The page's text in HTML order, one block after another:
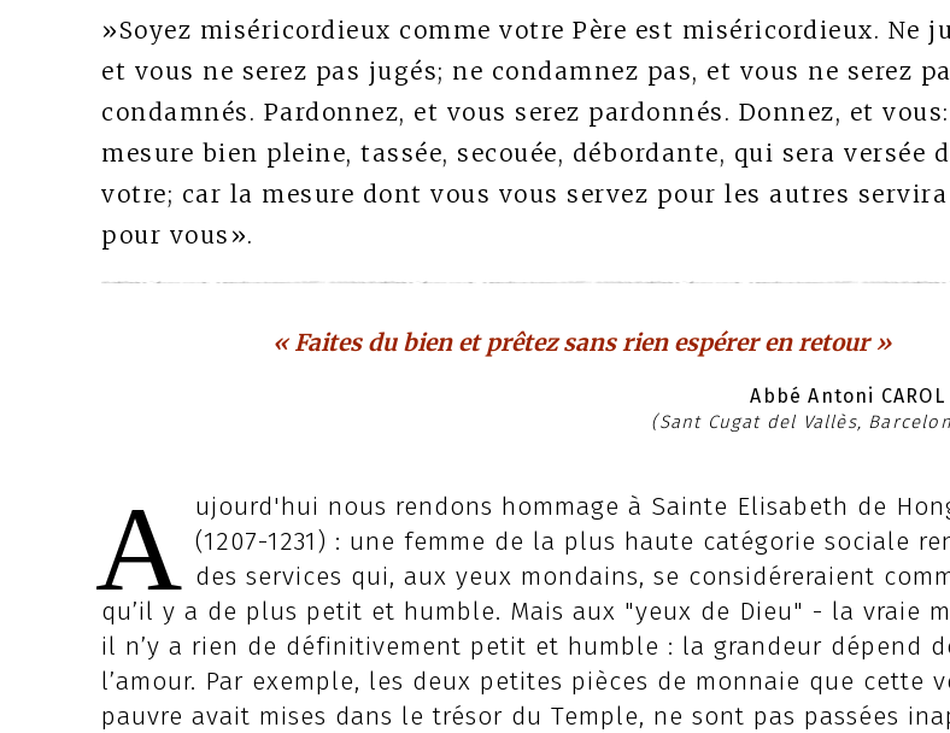
»Soyez miséricordieux comme votre Père est miséricordieux. Ne
et vous ne serez pas jugés; ne condamnez pas, et vous ne serez
condamnés. Pardonnez, et vous serez pardonnés. Donnez, et
mesure bien pleine, tassée, secouée, débordante, qui sera versée
votre; car la mesure dont vous vous servez pour les autres
pour vous».
« Faites du bien et prêtez sans rien espérer en retour »
Abbé Antoni
(Sant Cugat del Vallès,
A ujourd'hui nous rendons hommage à Sainte Elisabeth de
(1207-1231) : une femme de la plus haute catégorie sociale
des services qui, aux yeux mondains, se considéreraient
qu’il y a de plus petit et humble. Mais aux "yeux de Dieu" - la vraie
il n’y a rien de définitivement petit et humble : la grandeur dépend
l’amour. Par exemple, les deux petites pièces de monnaie que cette
pauvre avait mises dans le trésor du Temple, ne sont pas passées